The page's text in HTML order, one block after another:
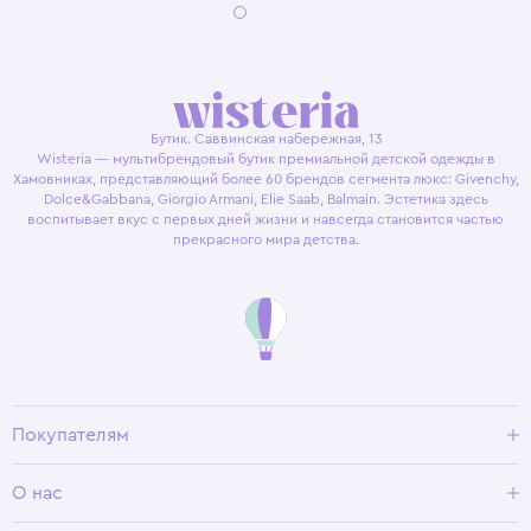
Бутик. Саввинская набережная, 13
Wisteria — мультибрендовый бутик премиальной детской одежды в
Хамовниках, представляющий более 60 брендов сегмента люкс: Givenchy,
Dolce&Gabbana, Giorgio Armani, Elie Saab, Balmain. Эстетика здесь
воспитывает вкус с первых дней жизни и навсегда становится частью
прекрасного мира детства.
Покупателям
Условия возврата
О нас